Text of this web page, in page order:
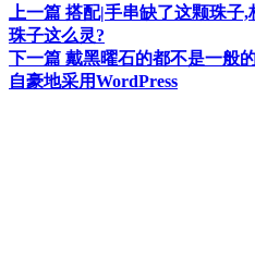
文
章
导
上一篇 上
篇
文
章：
搭配|手串缺了这颗珠子,
珠子这么灵?
下一篇 下
篇
戴黑曜石的都不是一般
自豪地采用WordPress